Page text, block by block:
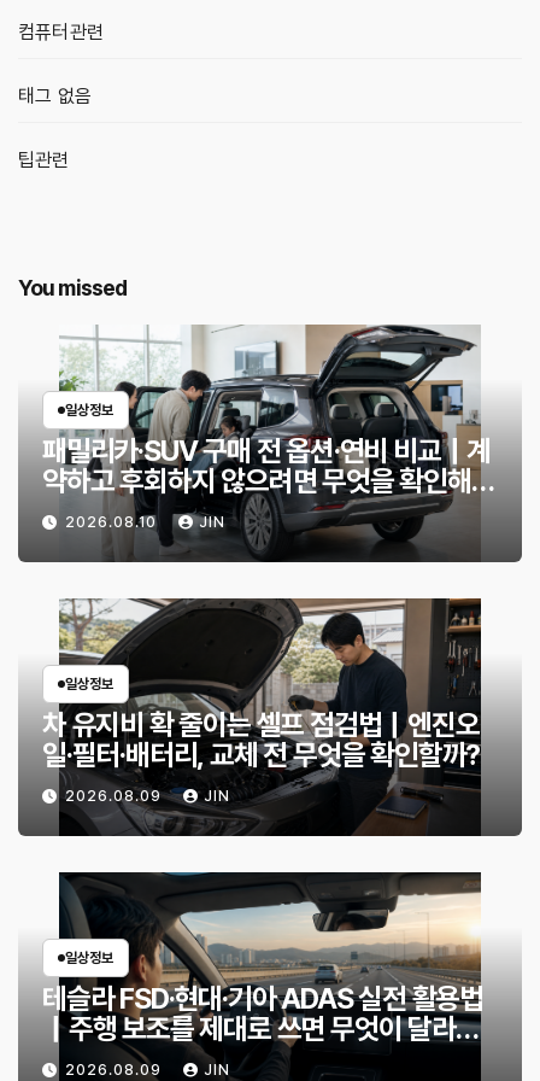
컴퓨터관련
태그 없음
팁관련
You missed
일상정보
패밀리카·SUV 구매 전 옵션·연비 비교｜계
약하고 후회하지 않으려면 무엇을 확인해야
할까?
2026.08.10 JIN
일상정보
차 유지비 확 줄이는 셀프 점검법｜엔진오
일·필터·배터리, 교체 전 무엇을 확인할까?
2026.08.09 JIN
일상정보
테슬라 FSD·현대·기아 ADAS 실전 활용법
｜주행 보조를 제대로 쓰면 무엇이 달라질
까?2026.08.09 JIN